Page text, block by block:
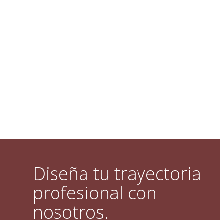
Diseña tu trayectoria
profesional con
nosotros.